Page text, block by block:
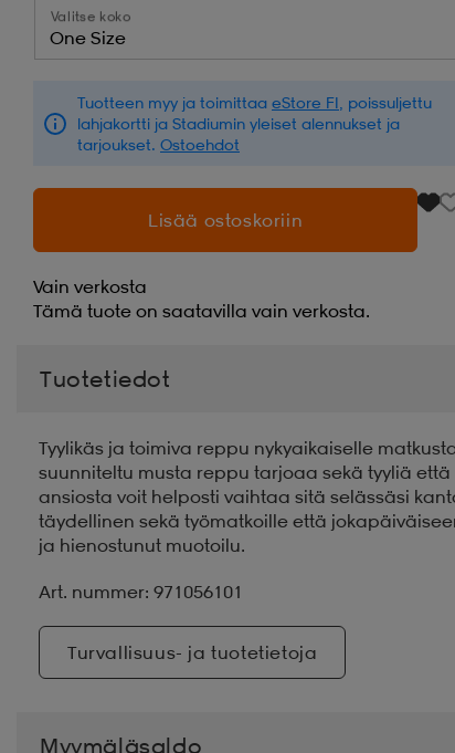
Valitse koko
One Size
Tuotteen myy ja toimittaa eStore FI , poissuljettu
lahjakortti ja Stadiumin yleiset alennukset ja
tarjoukset. Ostoehdot
Lisää ostoskoriin
Vain verkosta
Tämä tuote on saatavilla vain verkosta.
Tuotetiedot
Tyylikäs ja toimiva reppu nykyaikaiselle
suunniteltu musta reppu tarjoaa sekä tyyliä
ansiosta voit helposti vaihtaa sitä selässäsi
täydellinen sekä työmatkoille että
ja hienostunut muotoilu.
Art. nummer: 971056101
Turvallisuus- ja tuotetietoja
Myymäläsaldo